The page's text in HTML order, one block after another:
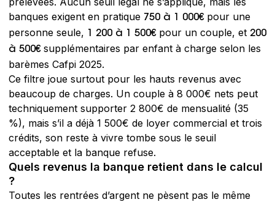
banques exigent en pratique 750 à 1 000€pour une
personne seule, 1 200 à 1 500€pour un couple, et 200
à 500€supplémentaires par enfant à charge selon les
barèmes Cafpi 2025.
Ce filtre joue surtout pour les hauts revenus avec
beaucoup de charges. Un couple à 8 000€ nets peut
techniquement supporter 2 800€ de mensualité (35
%), mais s’il a déjà 1 500€ de loyer commercial et trois
crédits, son reste à vivre tombe sous le seuil
acceptable et la banque refuse.
Quels revenus la banque retient dans le calcul
?
Toutes les rentrées d’argent ne pèsent pas le même